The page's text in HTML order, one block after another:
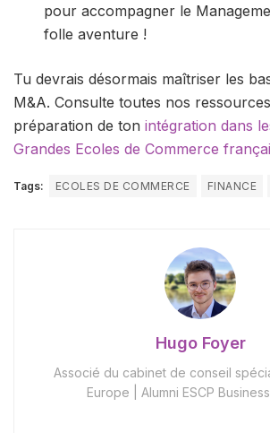
pour accompagner le
folle aventure !
Tu devrais désormais maîtriser les
M&A. Consulte toutes nos
préparation de ton intégration dans
Grandes Ecoles de Commerce
Tags: ECOLES DE COMMERCE FINANCE
Hugo Foyer
Associé du cabinet de conseil
Europe | Alumni ESCP